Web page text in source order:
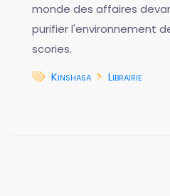
monde des affaires
purifier l'environnement
scories.
Kinshasa
Librairie